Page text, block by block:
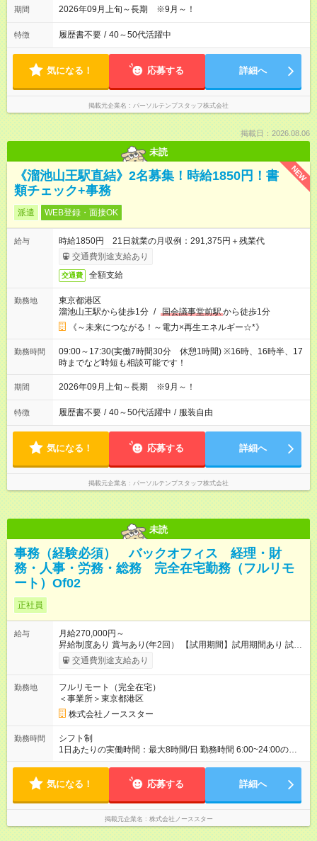
期間 2026年09月上旬～長期 ※9月～！
特徴 履歴書不要 / 40～50代活躍中
気になる！ 応募する 詳細へ
掲載元企業名 パーソルテンプスタッフ株式会社
掲載日：2026.08.06
未読
NEW
《溜池山王駅直結》2名募集！時給1850円！書
類チェック+事務
派遣 WEB登録・面接OK
給与
時給1850円 21日就業の月収例：291,375円＋残業代
交通費別途支給あり
交通費 全額支給
勤務地
東京都港区
溜池山王駅から徒歩1分 / 国会議事堂前駅から徒歩1分
《～未来につながる！～電力×再生エネルギー☆*》
勤務時間
09:00～17:30(実働7時間30分 休憩1時間) ※16時、16時半、17
時までなど時短も相談可能です！
期間 2026年09月上旬～長期 ※9月～！
特徴 履歴書不要 / 40～50代活躍中 / 服装自由
気になる！ 応募する 詳細へ
掲載元企業名 パーソルテンプスタッフ株式会社
未読
事務（経験必須） バックオフィス 経理・財
務・人事・労務・総務 完全在宅勤務（フルリモ
ート）Of02
正社員
給与
月給270,000円～
昇給制度あり 賞与あり(年2回） 【試用期間】試用期間あり 試用
期間の長さ：3ヶ月 ※ 雇用形態と給与に、本採用時と異なる部分
があります。 雇用形態：インターンシップ 給与：時給 1,300
いただきます。 「どんな人が働いているの？」 「実際の業務は
自分に向いている？」 そんな疑問を解消するための期間です。
社内のリアルな空気感や働き方を肌で感じ、納得感を持ってス
タートできます。 また弊社側も業務に適性があるか判断させて
いただく期間として設けております。 週3回以上1日3時間以上
でシフト募集します。 最長で3ヶ月、基本的には1~2ヶ月程度で
交通費別途支給あり
勤務地
フルリモート（完全在宅）
＜事業所＞東京都港区
株式会社ノーススター
勤務時間
シフト制
1日あたりの実働時間：最大8時間/日 勤務時間 6:00~24:00の中
で8時間 正社員のシフトは勤務できない日を2ヶ月前に確認し作
気になる！ 応募する 詳細へ
掲載元企業名 株式会社ノーススター